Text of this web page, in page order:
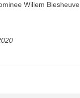
Willem